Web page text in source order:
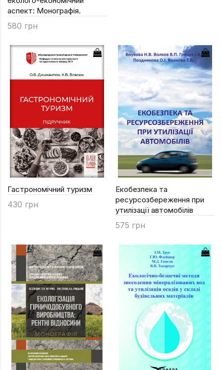
аспект: Монографія.
580 грн
Гастрономічний туризм
430 грн
Екобезпека та
ресурсозбереження при
утилізації автомобілів
575 грн